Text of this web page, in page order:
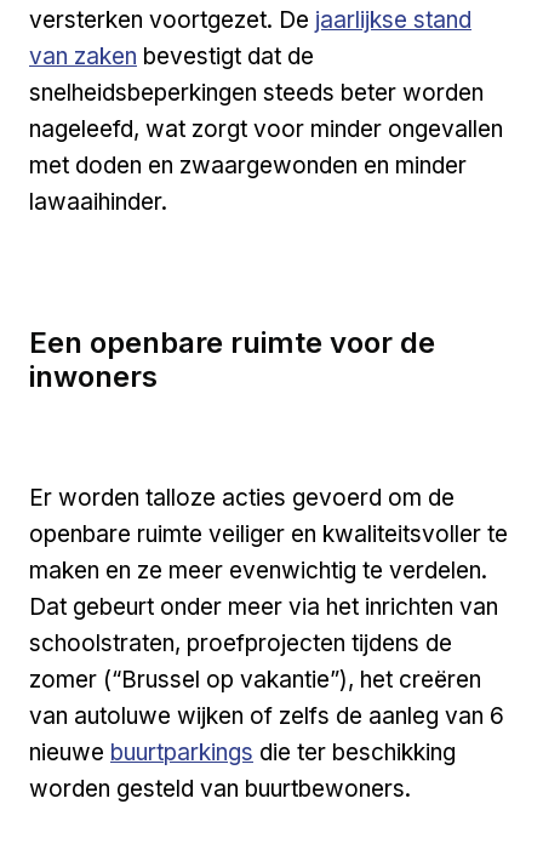
versterken voortgezet. De Externe link
jaarlijkse stand
van zaken bevestigt dat de
snelheidsbeperkingen steeds beter worden
nageleefd, wat zorgt voor minder ongevallen
met doden en zwaargewonden en minder
lawaaihinder.
Een openbare ruimte voor de
inwoners
Er worden talloze acties gevoerd om de
openbare ruimte veiliger en kwaliteitsvoller te
maken en ze meer evenwichtig te verdelen.
Dat gebeurt onder meer via het inrichten van
schoolstraten, proefprojecten tijdens de
zomer (“Brussel op vakantie”), het creëren
van autoluwe wijken of zelfs de aanleg van 6
nieuwe Externe link
buurtparkings die ter beschikking
worden gesteld van buurtbewoners.